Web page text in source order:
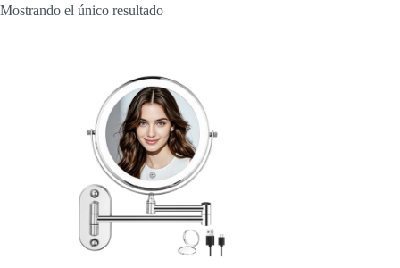
Mostrando el único resultado